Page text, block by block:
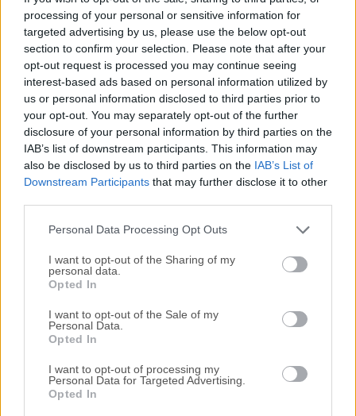
processing of your personal or sensitive information for
targeted advertising by us, please use the below opt-out
section to confirm your selection. Please note that after your
opt-out request is processed you may continue seeing
interest-based ads based on personal information utilized by
us or personal information disclosed to third parties prior to
your opt-out. You may separately opt-out of the further
disclosure of your personal information by third parties on the
IAB’s list of downstream participants. This information may
also be disclosed by us to third parties on the IAB’s List of
Downstream Participants that may further disclose it to other
Personal Data Processing Opt Outs
I want to opt-out of the Sharing of my
personal data.
Opted In
I want to opt-out of the Sale of my
Personal Data.
Opted In
I want to opt-out of processing my
Personal Data for Targeted Advertising.
Opted In
ADATA SSD ToolBox proporciona múltiples formas para
que los usuarios obtengan información del disco y
cambien la configuración fácilmente. Además, puede
acelerar su SSD y mejorar su vida útil.¡Monitoree el estado
y mantenga el rendimiento de las unidades de estado
sólido ADATA ahora! ¡Compruébelo! Características y
DestacadosInformación de la UnidadObtenga la
información asignada de la unidad, incluyendo capacidad,
espacio usado en la unidad, temperatura de la unidad,
estado de la unidad y la vida útil de la
unidad.DiagnósticosDos opciones: Diagnósticos Rápidos,
que ejecutarán pruebas básicas en el espacio libre...